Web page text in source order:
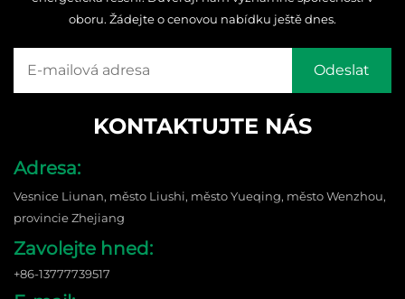
oboru. Žádejte o cenovou nabídku ještě dnes.
KONTAKTUJTE NÁS
Adresa:
Vesnice Liunan, město Liushi, město Yueqing, město Wenzhou,
provincie Zhejiang
Zavolejte hned:
+86-13777739517